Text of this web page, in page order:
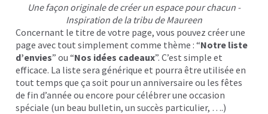
Une façon originale de créer un espace pour chacun -
Inspiration de la tribu de Maureen
Concernant le titre de votre page, vous pouvez créer une
page avec tout simplement comme thème : “Notre liste
d’envies” ou “Nos idées cadeaux”. C’est simple et
efficace. La liste sera générique et pourra être utilisée en
tout temps que ça soit pour un anniversaire ou les fêtes
de fin d’année ou encore pour célébrer une occasion
spéciale (un beau bulletin, un succès particulier, ….)